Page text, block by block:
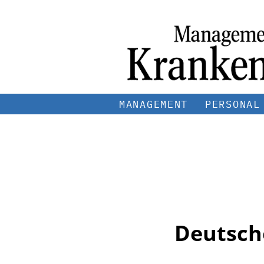
MANAGEMENT PERSONAL